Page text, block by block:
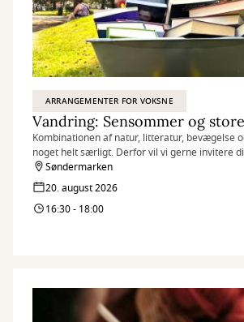
ARRANGEMENTER FOR VOKSNE
Vandring: Sensommer og
Kombinationen af natur, litteratur, bevægelse
noget helt særligt. Derfor vil vi gerne invitere
virkelige natur sammen med litteraturen.
Søndermarken
20. august 2026
16:30 - 18:00